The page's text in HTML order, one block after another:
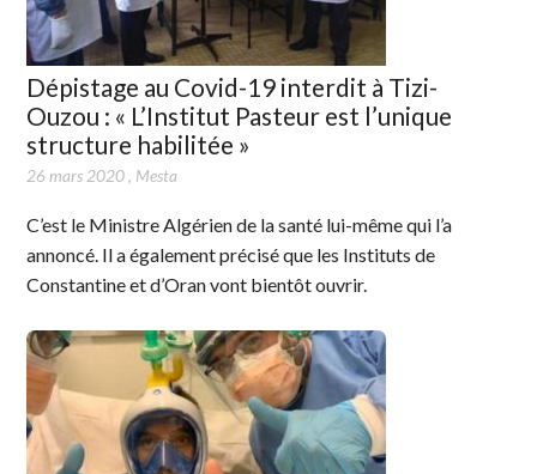
Dépistage au Covid-19 interdit à Tizi-
Ouzou : « L’Institut Pasteur est l’unique
structure habilitée »
26 mars 2020, Mesta
C’est le Ministre Algérien de la santé lui-même qui l’a
annoncé. Il a également précisé que les Instituts de
Constantine et d’Oran vont bientôt ouvrir.